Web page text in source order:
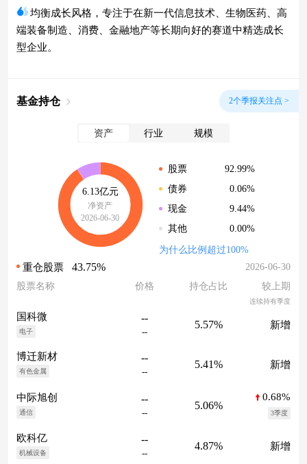
均衡成长风格，专注于在新一代信息技术、生物医药、高
端装备制造、消费、金融地产等长期向好的赛道中精选成长
型企业。
基金持仓 2个季报关注点 >
资产 行业 规模
6.13亿元
净资产
2026-06-30
股票
92.99%
债券
0.06%
现金
9.44%
其他
0.00%
为什么比例超过100%
重仓股票 43.75%
2026-06-30
股票名称
价格 持仓占比 较上期
连续持有季度
国科微
电子
--
--
5.57% 新增
博迁新材
有色金属
--
--
5.41% 新增
中际旭创
通信
--
--
5.06%
0.68%
3季度
欧科亿
机械设备
--
--
4.87% 新增